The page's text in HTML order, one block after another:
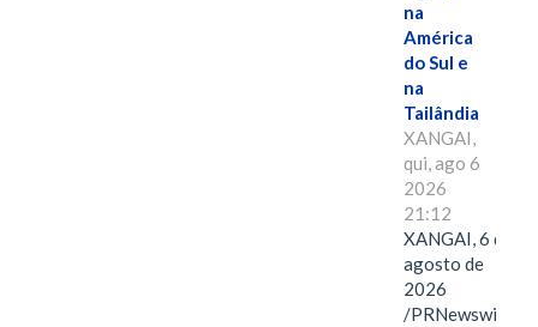
na
América
do Sul e
na
Tailândia
XANGAI,
qui, ago 6
2026
21:12
XANGAI, 6 de
agosto de
2026
/PRNewswire/